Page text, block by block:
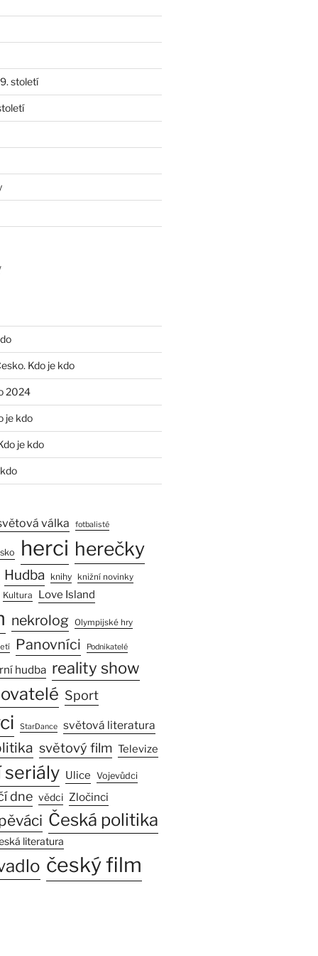
století
Kdo je kdo
2024
je kdo
je kdo
válka fotbalisté
herci herečky
Hudba knihy knižní novinky
Kultura Love Island
nekrolog Olympijské hry
Panovníci Podnikatelé
hudba reality show
Sport
StarDance světová literatura
světový film Televize
Ulice Vojevůdci
dne vědci Zločinci
Česká politika
literatura
český film